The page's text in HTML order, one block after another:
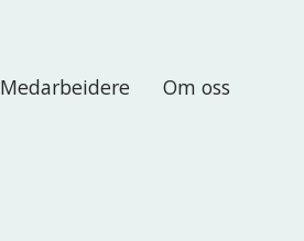
Medarbeidere Om oss